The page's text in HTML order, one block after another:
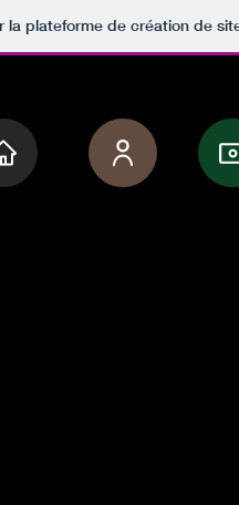
la plateforme de création de